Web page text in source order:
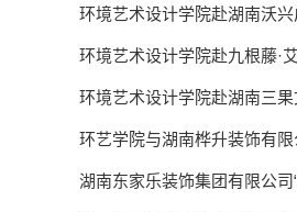
环境艺术设计学院赴湖南沃
环境艺术设计学院赴九根藤·
环境艺术设计学院赴湖南三
环艺学院与湖南桦升装饰有
湖南东家乐装饰集团有限公